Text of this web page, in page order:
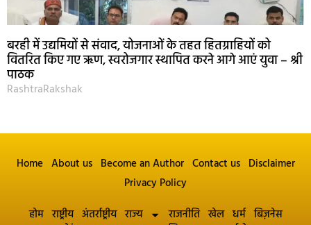
बरही में उद्यमियों से संवाद, योजनाओं के तहत हितग्राहियों को
वितरित किए गए ऋण, स्वरोजगार स्थापित करने आगे आएं युवा – श्री
पाठक
RashtraRakshak
Home About us Become an Author Contact us Disclaimer
Privacy Policy
होम राष्ट्रीय अंतर्राष्ट्रीय राज्य राजनीति खेल धर्म बिज़नेस